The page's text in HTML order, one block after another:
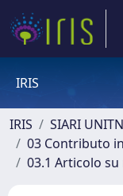
IRIS
IRIS
SIARI UNITN
03 Contributo
03.1 Articolo